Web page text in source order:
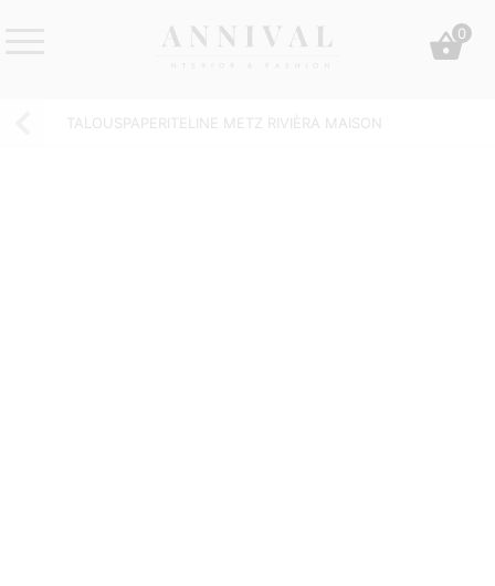
&
0
TALOUSPAPERITELINE METZ RIVIÈRA MAISON